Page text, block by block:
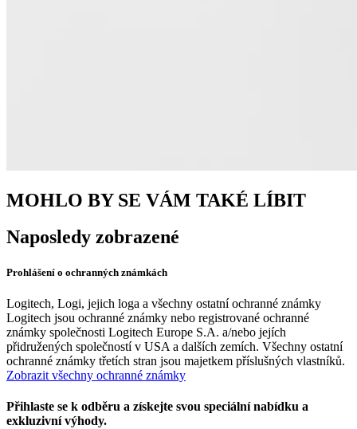
MOHLO BY SE VÁM TAKÉ LÍBIT
Naposledy zobrazené
Prohlášení o ochranných známkách
Logitech, Logi, jejich loga a všechny ostatní ochranné známky
Logitech jsou ochranné známky nebo registrované ochranné
známky společnosti Logitech Europe S.A. a/nebo jejích
přidružených společností v USA a dalších zemích. Všechny ostatní
ochranné známky třetích stran jsou majetkem příslušných vlastníků.
Zobrazit všechny ochranné známky
Přihlaste se k odběru a získejte svou speciální nabídku a
exkluzivní výhody.